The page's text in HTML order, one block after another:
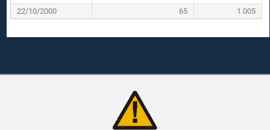
22/10/2000
65 1.005